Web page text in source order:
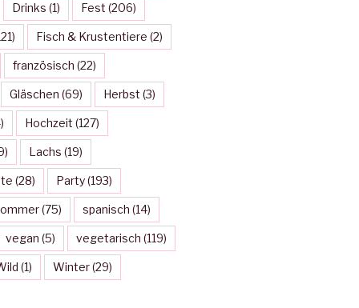
Drinks (1) Fest (206)
Fisch & Krustentiere (2)
französisch (22)
Gläschen (69) Herbst (3)
Hochzeit (127)
Lachs (19)
(28) Party(193)
(75) spanisch (14)
vegan (5) vegetarisch (119)
(1) Winter(29)